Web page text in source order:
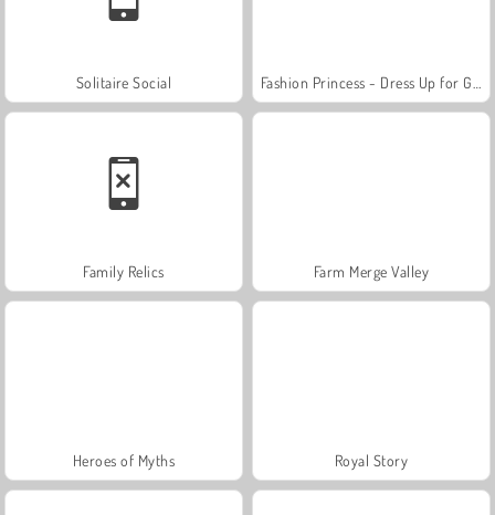
Solitaire Social
Family Relics Farm Merge Valley
Heroes of Myths Royal Story